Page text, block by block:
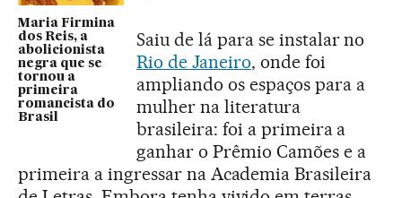
Maria Firmina
dos Reis, a
abolicionista
negra que se
tornou a
primeira
romancista do
Brasil
Saiu de lá para se instalar no
Rio de Janeiro, onde foi
ampliando os espaços para a
mulher na literatura
brasileira: foi a primeira a
ganhar o Prêmio Camões e a
primeira a ingressar na Academia Brasileira